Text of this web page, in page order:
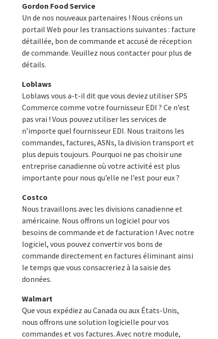
Gordon Food Service
Un de nos nouveaux partenaires ! Nous créons un
portail Web pour les transactions suivantes : facture
détaillée, bon de commande et accusé de réception
de commande. Veuillez nous contacter pour plus de
détails.
Loblaws
Loblaws vous a-t-il dit que vous deviez utiliser SPS
Commerce comme votre fournisseur EDI ? Ce n’est
pas vrai ! Vous pouvez utiliser les services de
n’importe quel fournisseur EDI. Nous traitons les
commandes, factures, ASNs, la division transport et
plus depuis toujours. Pourquoi ne pas choisir une
entreprise canadienne où votre activité est plus
importante pour nous qu’elle ne l’est pour eux ?
Costco
Nous travaillons avec les divisions canadienne et
américaine. Nous offrons un logiciel pour vos
besoins de commande et de facturation ! Avec notre
logiciel, vous pouvez convertir vos bons de
commande directement en factures éliminant ainsi
le temps que vous consacreriez à la saisie des
données.
Walmart
Que vous expédiez au Canada ou aux États-Unis,
nous offrons une solution logicielle pour vos
commandes et vos factures. Avec notre module,